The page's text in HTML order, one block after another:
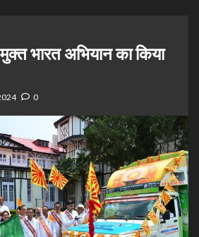
भारत अभियान का किया
0